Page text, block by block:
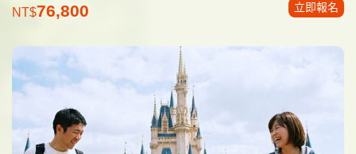
NT$76,800 立即報名